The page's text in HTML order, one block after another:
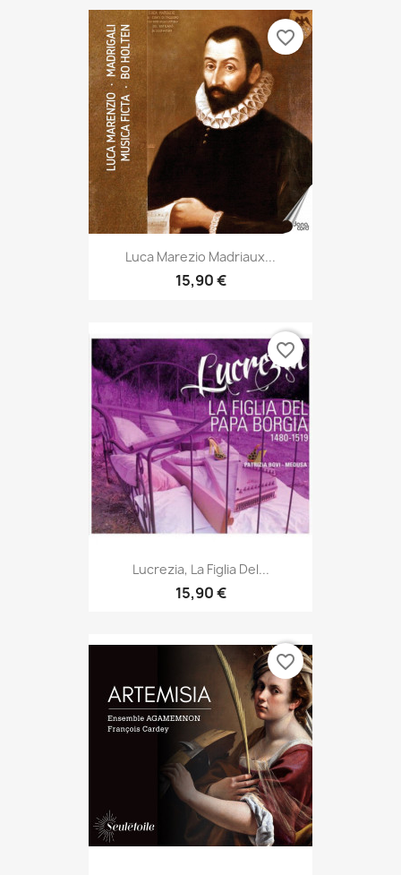
Luca Marezio Madriaux...
15,90 €
favorite_border
Lucrezia, La Figlia Del...
15,90 €
favorite_border
favorite_border